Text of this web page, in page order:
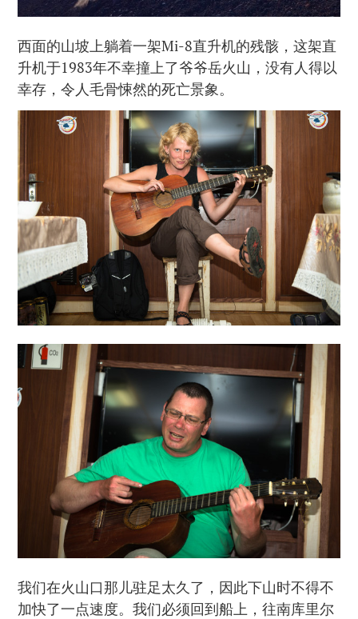
西面的山坡上躺着一架Mi-8直升机的残骸，这架直
升机于1983年不幸撞上了爷爷岳火山，没有人得以
幸存，令人毛骨悚然的死亡景象。
我们在火山口那儿驻足太久了，因此下山时不得不
加快了一点速度。我们必须回到船上，往南库里尔